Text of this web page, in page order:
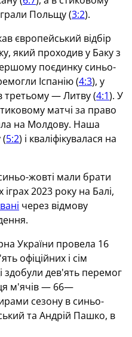
Польщу (3:2).
європейський відбір
який проходив у Баку з
поєдинку синьо-
Іспанію (4:3), у
третьому — Литву (4:1). У
матчі за право
на Молдову. Наша
5:2) і кваліфікувалася на
жовті мали брати
іграх 2023 року на Балі,
через відмову
України провела 16
офіційних і сім
здобули дев'ять перемог
м'ячів — 66—
сезону в синьо-
та Андрій Пашко, в